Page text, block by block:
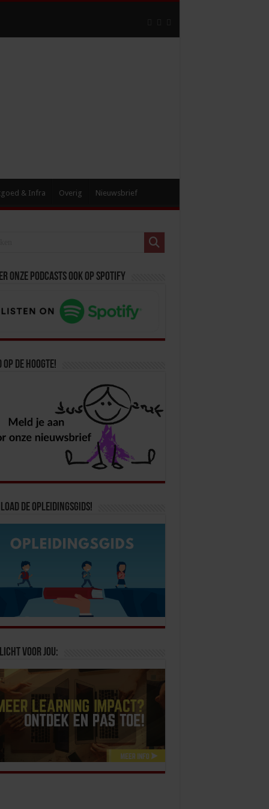
& Infra Overig Nieuwsbrief
onze podcasts ook op spotify
de hoogte!
de opleidingsgids!
voor jou: